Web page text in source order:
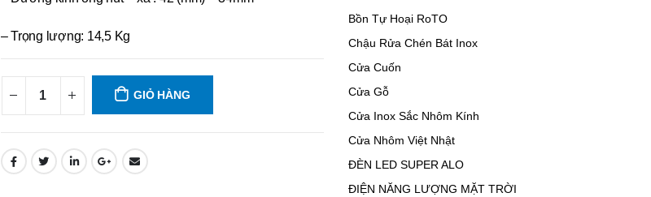
– Trọng lượng: 14,5 Kg
GIỎ HÀNG
Bồn Tự Hoại RoTO
Chậu Rửa Chén Bát Inox
Cửa Cuốn
Cửa Gỗ
Cửa Inox Sắc Nhôm Kính
Cửa Nhôm Việt Nhật
ĐÈN LED SUPER ALO
ĐIỆN NĂNG LƯỢNG MẶT TRỜI